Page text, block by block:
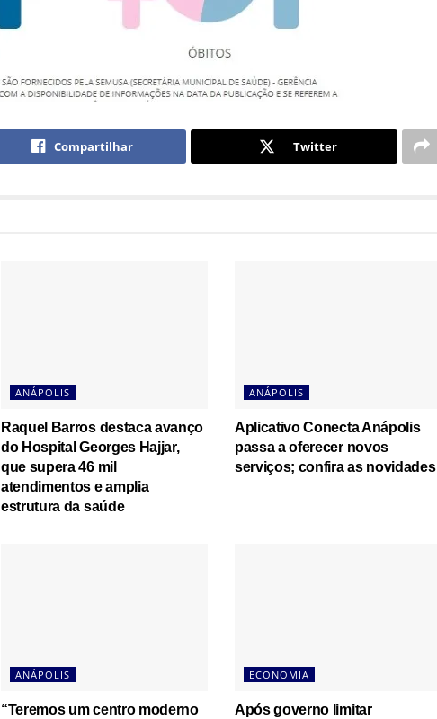
Compartilhar Twitter
ANÁPOLIS
Raquel Barros destaca avanço
do Hospital Georges Hajjar,
que supera 46 mil
atendimentos e amplia
estrutura da saúde
ANÁPOLIS
Aplicativo Conecta Anápolis
passa a oferecer novos
serviços; confira as novidades
ANÁPOLIS
“Teremos um centro moderno
ECONOMIA
Após governo limitar